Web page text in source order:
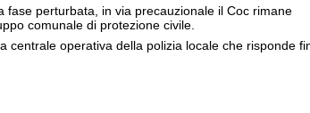
fase perturbata, in via precauzionale il Coc rimane
comunale di protezione civile.
centrale operativa della polizia locale che risponde